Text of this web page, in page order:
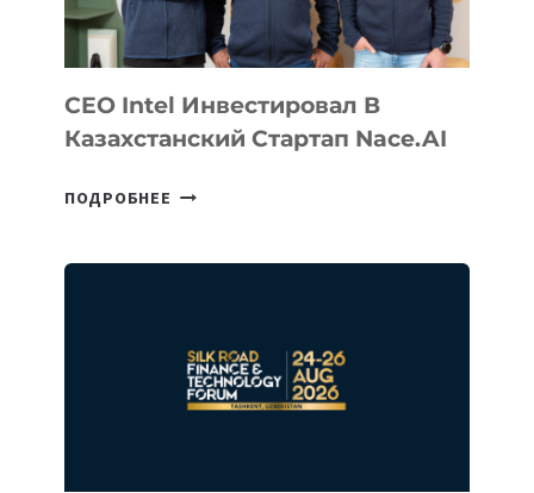
CEO Intel Инвестировал В
Казахстанский Стартап Nace.AI
ПОДРОБНЕЕ CEO
NACE.AI